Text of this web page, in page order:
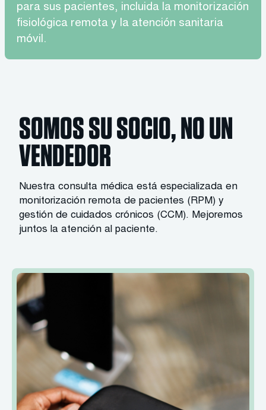
para sus pacientes, incluida la monitorización
fisiológica remota y la atención sanitaria
móvil.
SOMOS SU SOCIO, NO UN
VENDEDOR
Nuestra consulta médica está especializada en
monitorización remota de pacientes (RPM) y
gestión de cuidados crónicos (CCM). Mejoremos
juntos la atención al paciente.